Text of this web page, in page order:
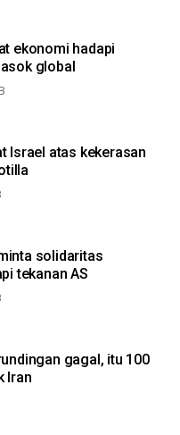
ekonomi hadapi
global
Israel atas kekerasan
solidaritas
tekanan AS
gagal, itu 100
Iran